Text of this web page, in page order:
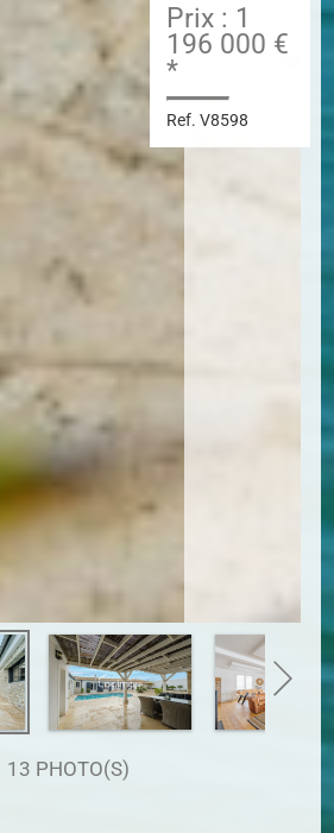
Prix : 1
196 000 €
*
Ref. V8598
13 PHOTO(S)